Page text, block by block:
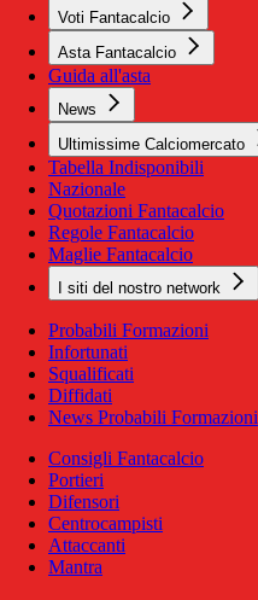
Voti Fantacalcio
Asta Fantacalcio
Guida all'asta
News
Ultimissime Calciomercato
Tabella Indisponibili
Nazionale
Quotazioni Fantacalcio
Regole Fantacalcio
Maglie Fantacalcio
I siti del nostro network
Probabili Formazioni
Infortunati
Squalificati
Diffidati
News Probabili Formazioni
Consigli Fantacalcio
Portieri
Difensori
Centrocampisti
Attaccanti
Mantra